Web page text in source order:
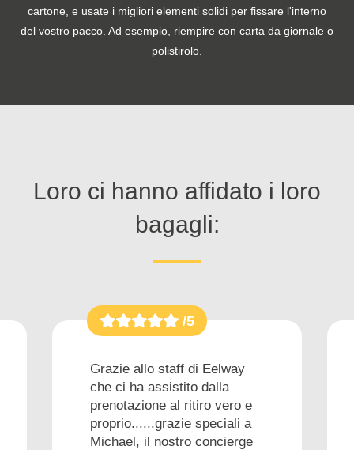
cartone, e usate i migliori elementi solidi per fissare l'interno
del vostro pacco. Ad esempio, riempire con carta da giornale o
polistirolo.
Loro ci hanno affidato i loro
bagagli:
/5
Grazie allo staff di Eelway
che ci ha assistito dalla
prenotazione al ritiro vero e
proprio......grazie speciali a
Michael, il nostro concierge